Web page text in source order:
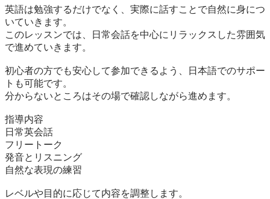
英語は勉強するだけでなく、実際に話すことで自然に身につ
いていきます。
このレッスンでは、日常会話を中心にリラックスした雰囲気
で進めていきます。
初心者の方でも安心して参加できるよう、日本語でのサポー
トも可能です。
分からないところはその場で確認しながら進めます。
指導内容
日常英会話
フリートーク
発音とリスニング
自然な表現の練習
レベルや目的に応じて内容を調整します。